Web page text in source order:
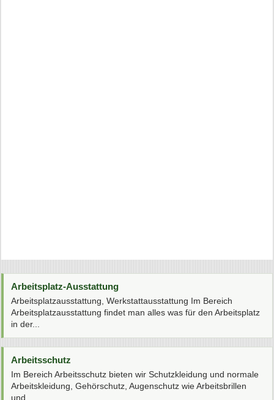
Arbeitsplatz-Ausstattung
Arbeitsplatzausstattung, Werkstattausstattung Im Bereich
Arbeitsplatzausstattung findet man alles was für den Arbeitsplatz
in der...
Arbeitsschutz
Im Bereich Arbeitsschutz bieten wir Schutzkleidung und normale
Arbeitskleidung, Gehörschutz, Augenschutz wie Arbeitsbrillen
und...